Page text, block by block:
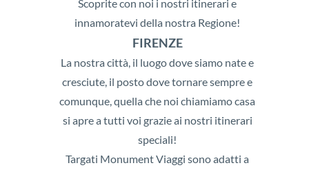
Scoprite con noi i nostri itinerari e
innamoratevi della nostra Regione!
FIRENZE
La nostra città, il luogo dove siamo nate e
cresciute, il posto dove tornare sempre e
comunque, quella che noi chiamiamo casa
si apre a tutti voi grazie ai nostri itinerari
speciali!
Targati Monument Viaggi sono adatti a